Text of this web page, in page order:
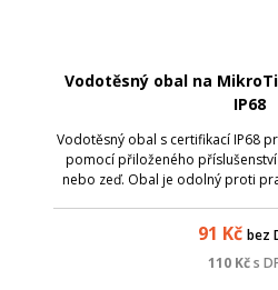
Vodotěsný obal na
IP68
Vodotěsný obal s certifikací IP68
pomocí přiloženého
nebo zeď. Obal je odolný proti
91 Kč bez
110 Kčs